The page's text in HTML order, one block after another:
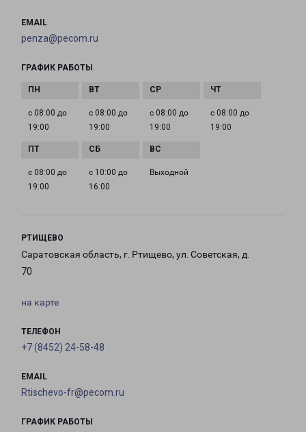
EMAIL
penza@pecom.ru
ГРАФИК РАБОТЫ
с 08:00 до
19:00
с 08:00 до
19:00
с 08:00 до
19:00
с 08:00 до
19:00
с 08:00 до
19:00
с 10:00 до
16:00
Выходной
РТИЩЕВО
Саратовская область, г. Ртищево, ул. Советская, д.
70
на карте
ТЕЛЕФОН
+7 (8452) 24-58-48
EMAIL
Rtischevo-fr@pecom.ru
ГРАФИК РАБОТЫ